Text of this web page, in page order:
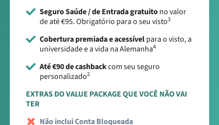
Seguro Saúde / de Entrada gratuitono valor
de até €95. Obrigatório para o seu visto3
Cobertura premiada e acessívelpara o visto, a
universidade e a vida na Alemanha4
Até €90 de cashbackcom seu seguro
personalizado2
EXTRAS DO VALUE PACKAGE QUE VOCÊ NÃO VAI
TER
Não inclui Conta Bloqueada